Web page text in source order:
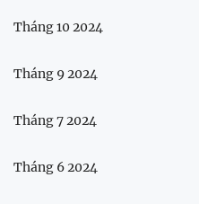
Tháng 10 2024
Tháng 9 2024
Tháng 7 2024
Tháng 6 2024